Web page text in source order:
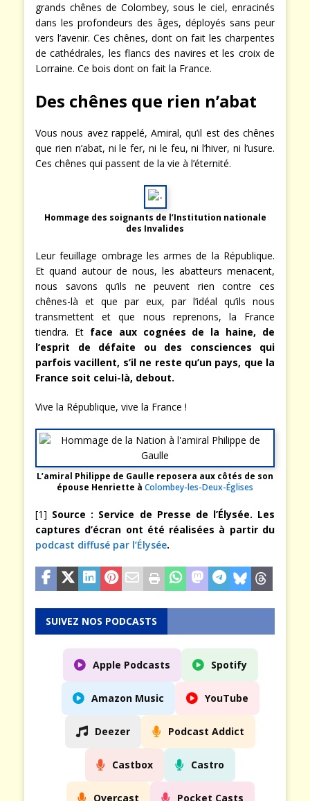
grands chênes de Colombey, sous le ciel, enracinés
dans les profondeurs des âges, déployés sans peur
vers l’avenir. Ces chênes, dont on fait les charpentes
de cathédrales, les flancs des navires et les croix de
Lorraine. Ce bois dont on fait la France.
Des chênes que rien n’abat
Vous nous avez rappelé, Amiral, qu’il est des chênes
que rien n’abat, ni le fer, ni le feu, ni l’hiver, ni l’usure.
Ces chênes qui passent de la vie à l’éternité.
Hommage des soignants de l’Institution nationale
des Invalides
Leur feuillage ombrage les armes de la République.
Et quand autour de nous, les abatteurs menacent,
nous savons qu’ils ne peuvent rien contre ces
chênes-là et que par eux, par l’idéal qu’ils nous
transmettent et que nous reprenons, la France
tiendra. Et face aux cognées de la haine, de
l’esprit de défaite ou des consciences qui
parfois vacillent, s’il ne reste qu’un pays, que la
France soit celui-là, debout.
Vive la République, vive la France !
L’amiral Philippe de Gaulle reposera aux côtés de son
épouse Henriette à Colombey-les-Deux-Églises
[1] Source : Service de Presse de l’Élysée. Les
captures d’écran ont été réalisées à partir du
podcast diffusé par l’Élysée.
SUIVEZ NOS PODCASTS
Apple Podcasts Spotify
Amazon Music YouTube
Deezer Podcast Addict
Castbox Castro
Overcast Pocket Casts